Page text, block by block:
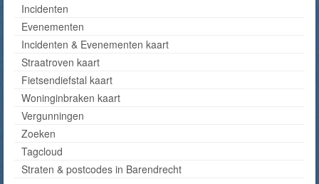
Incidenten
Evenementen
Incidenten & Evenementen kaart
Straatroven kaart
Fietsendiefstal kaart
Woninginbraken kaart
Vergunningen
Zoeken
Tagcloud
Straten & postcodes in Barendrecht